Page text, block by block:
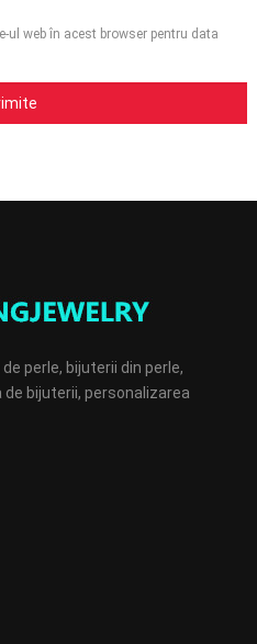
ul web în acest browser pentru data
perle, bijuterii din perle,
bijuterii, personalizarea